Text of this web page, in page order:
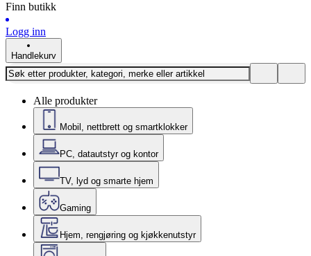
Finn butikk
Logg inn
Handlekurv
Alle produkter
Mobil, nettbrett og smartklokker
PC, datautstyr og kontor
TV, lyd og smarte hjem
Gaming
Hjem, rengjøring og kjøkkenutstyr